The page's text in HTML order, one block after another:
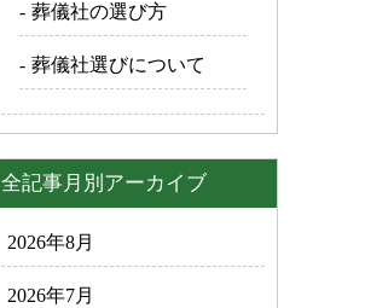
葬儀社の選び方
葬儀社選びについて
全記事月別アーカイブ
2026年8月
2026年7月